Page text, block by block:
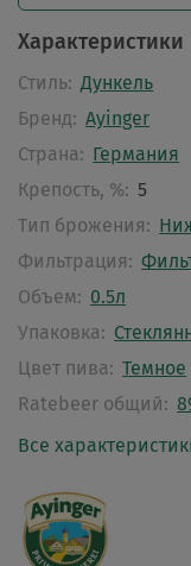
Характеристики
Стиль: Дункель
Бренд: Ayinger
Страна: Германия
Крепость, %: 5
Тип брожения:
Фильтрация:
Объем: 0.5л
Упаковка:
Цвет пива: Темное
Ratebeer общий:
Все